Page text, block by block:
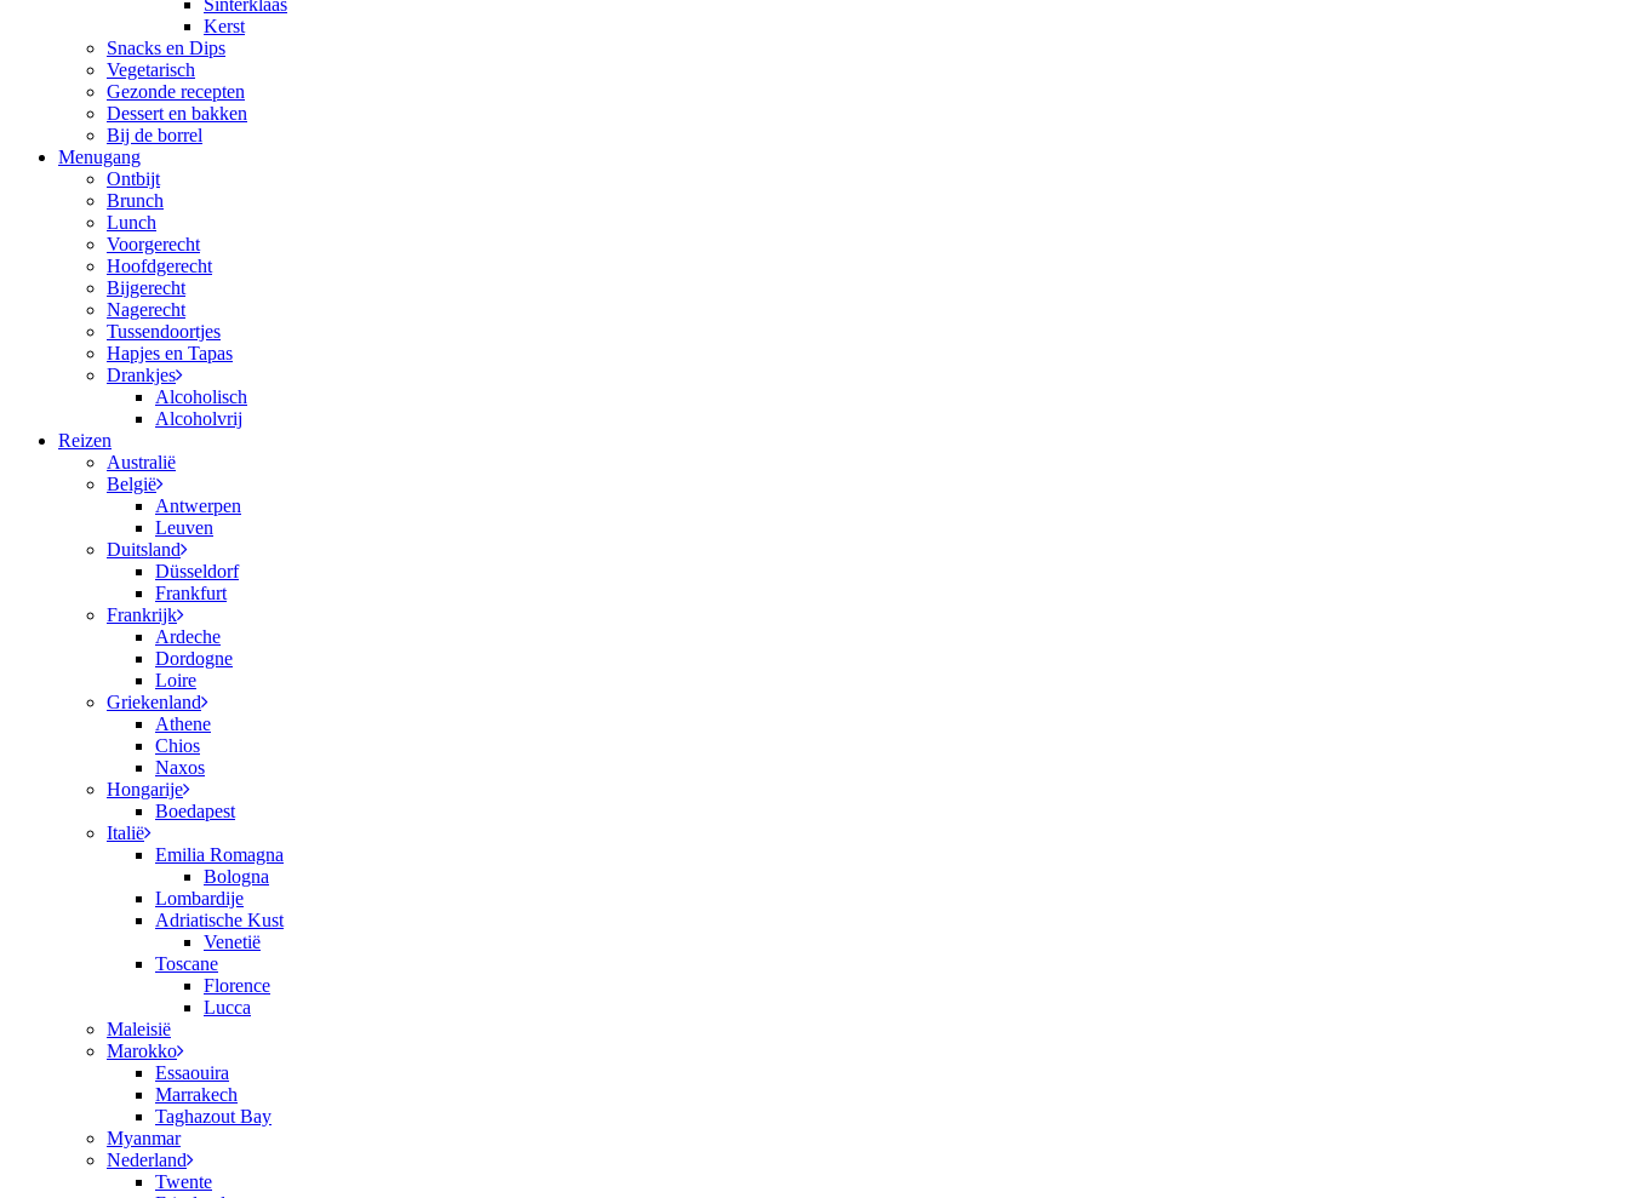
Sinterklaas
Kerst
Snacks en Dips
Vegetarisch
Gezonde recepten
Dessert en bakken
Bij de borrel
Menugang
Ontbijt
Brunch
Lunch
Voorgerecht
Hoofdgerecht
Bijgerecht
Nagerecht
Tussendoortjes
Hapjes en Tapas
Drankjes
Alcoholisch
Alcoholvrij
Reizen
Australië
België
Antwerpen
Leuven
Duitsland
Düsseldorf
Frankfurt
Frankrijk
Ardeche
Dordogne
Loire
Griekenland
Athene
Chios
Naxos
Hongarije
Boedapest
Italië
Emilia Romagna
Bologna
Lombardije
Adriatische Kust
Venetië
Toscane
Florence
Lucca
Maleisië
Marokko
Essaouira
Marrakech
Taghazout Bay
Myanmar
Nederland
Twente